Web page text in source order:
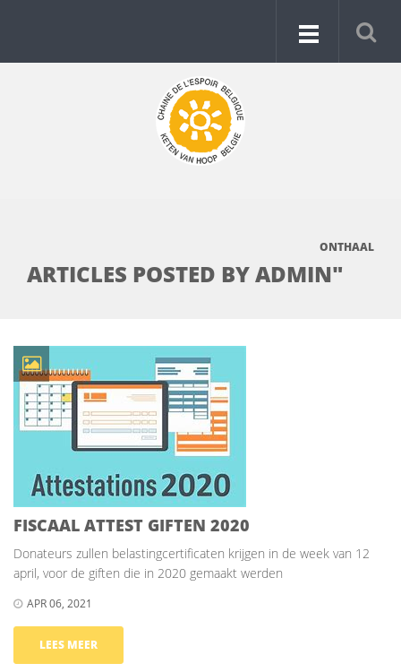
ONTHAAL
ARTICLES POSTED BY ADMIN"
FISCAAL ATTEST GIFTEN 2020
Donateurs zullen belastingcertificaten krijgen in de week van 12
april, voor de giften die in 2020 gemaakt werden
APR 06, 2021
LEES MEER